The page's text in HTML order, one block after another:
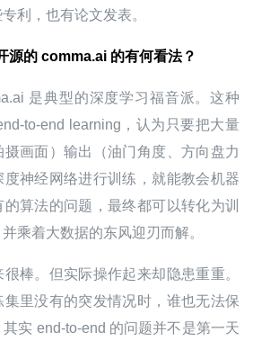
利，也有论文发表。
源的 comma.ai 的有何看法？
是典型的深度学习福音派。这种
to-end learning，认为只要把大量
画面）输出（油门角度、方向盘力
度神经网络进行训练，就能教会机器
算法的问题，最终都可以转化为训
乘着大数据的东风迎刃而解。
棒。但实际操作起来却隐患重重。
集里没有的突发情况时，谁也无法保
实 end-to-end 的问题并不是第一天